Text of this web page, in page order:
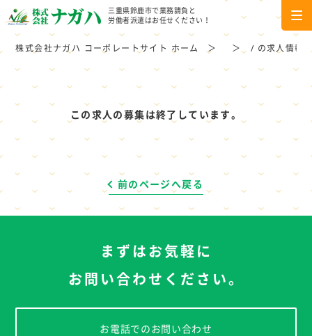
三重県鈴鹿市で業務請負と
労働者派遣はお任せください！
株式会社ナガハ コーポレートサイト ホーム / の求人情報
この求人の募集は終了しています。
前のページへ戻る
まずはお気軽に
お問い合わせください。
お電話でのお問い合わせ